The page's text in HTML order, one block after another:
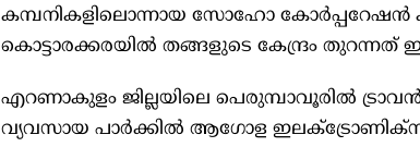
കമ്പനികളിലൊന്നായ സോഹോ കോർപ്പറേഷൻ
കൊട്ടാരക്കരയിൽ തങ്ങളുടെ കേന്ദ്രം
എറണാകുളം ജില്ലയിലെ പെരുമ്പാവൂരിൽ
വ്യവസായ പാർക്കിൽ ആഗോള